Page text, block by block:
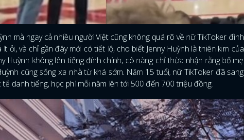
mà ngay cả nhiều người Việt cũng không quá rõ về nữ TikToker đình
ỏi, và chỉ gần đây mới có tiết lộ, cho biết Jenny Huỳnh là thiên kim của
Huỳnh không lên tiếng đính chính, cô nàng chỉ thừa nhận rằng bố mẹ
cũng sống xa nhà từ khá sớm. Năm 15 tuổi, nữ TikToker đã sang
danh tiếng, học phí mỗi năm lên tới 500 đến 700 triệu đồng.